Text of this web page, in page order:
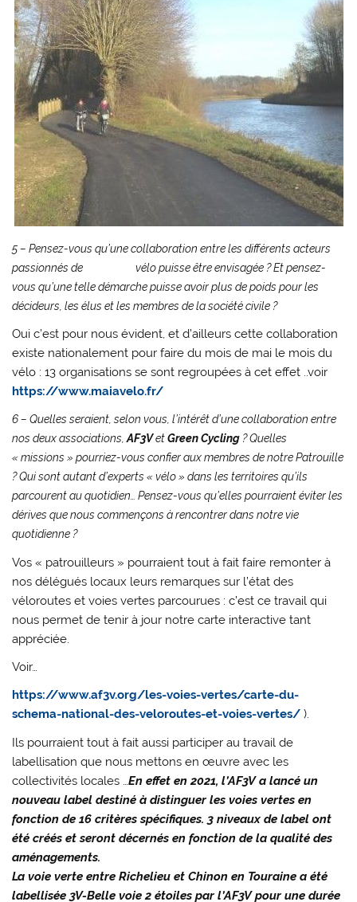
5 – Pensez-vous qu’une collaboration entre les différents acteurs
passionnés de vélo puisse être envisagée ? Et pensez-
vous qu’une telle démarche puisse avoir plus de poids pour les
décideurs, les élus et les membres de la société civile ?
Oui c’est pour nous évident, et d’ailleurs cette collaboration
existe nationalement pour faire du mois de mai le mois du
vélo : 13 organisations se sont regroupées à cet effet ..voir
https://www.maiavelo.fr/
6 – Quelles seraient, selon vous, l’intérêt d’une collaboration entre
nos deux associations,AF3VetGreen Cycling ? Quelles
« missions » pourriez-vous confier aux membres de notre Patrouille
? Qui sont autant d’experts « vélo » dans les territoires qu’ils
parcourent au quotidien… Pensez-vous qu’elles pourraient éviter les
dérives que nous commençons à rencontrer dans notre vie
quotidienne ?
Vos « patrouilleurs » pourraient tout à fait faire remonter à
nos délégués locaux leurs remarques sur l’état des
véloroutes et voies vertes parcourues : c’est ce travail qui
nous permet de tenir à jour notre carte interactive tant
appréciée.
Voir…
https://www.af3v.org/les-voies-vertes/carte-du-
schema-national-des-veloroutes-et-voies-vertes/ ).
Ils pourraient tout à fait aussi participer au travail de
labellisation que nous mettons en œuvre avec les
collectivités locales …En effet en 2021, l’AF3V a lancé un
nouveau label destiné à distinguer les voies vertes en
fonction de 16 critères spécifiques. 3 niveaux de label ont
été créés et seront décernés en fonction de la qualité des
aménagements.
La voie verte entre Richelieu et Chinon en Touraine a été
labellisée 3V-Belle voie 2 étoiles par l’AF3V pour une durée